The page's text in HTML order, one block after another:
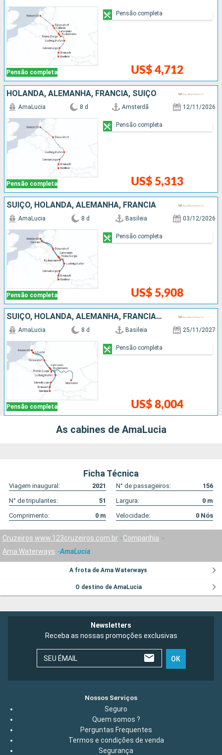
Pensão completa US$ 4,712
Pensão completa
HOLANDA, ALEMANHA, FRANCIA, SUÍÇO
Pensão completa
AmaLucia 8 d Amsterdã 12/11/2026
US$ 5,313
Pensão completa
SUÍÇO, HOLANDA, ALEMANHA, FRANCIA
Pensão completa
AmaLucia 8 d Basileia 03/12/2026
US$ 5,908
Pensão completa
SUÍÇO, HOLANDA, ALEMANHA, FRANCIA, REPUBLICA DOMINICANA
Pensão completa
AmaLucia 8 d Basileia 25/11/2027
US$ 8,004
Pensão completa
As cabines de AmaLucia
Ficha Técnica
Viagem inaugural: 2021 N° de passageiros:
156
N° de tripulantes:
51 Largura: 0 m
Comprimento:
0 m Velocidade: 0 Nós
Cruzeiros www.123cruzeiros.com.br
Companhia
Ama Waterways
AmaLucia
A frota de Ama Waterways
O destino de AmaLucia
Newsletters
Receba as nossas promoções exclusivas
SEU ÉMAIL OK
Nossos Serviços
Seguro
Quem somos ?
Perguntas Frequentes
Termos e condições de venda
Segurança